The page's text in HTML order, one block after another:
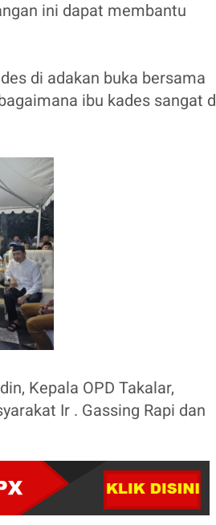
ini dapat membantu
di adakan buka bersama
ibu kades sangat
Kepala OPD Takalar,
Ir . Gassing Rapi dan